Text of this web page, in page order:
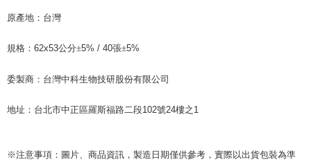
Jumlah yang diperakui untuk pengguna kali pertama yang lulus
kelulusan boleh sehingga NT$10,000. Jika pengguna tidak membuat
20% setahun akan dikenakan. Pengguna bawah umur dikehendaki
untuk menggunakan AFTEE.
mempunyai sebarang kebimbangan mengenai pemprosesan dan
oleh AFTEE, sila jangan gunakan perkhidmatan ini.
原產地：台灣
規格： 62x53公分±5% / 40張±5%
委製商：台灣中科生物技研股份有限公司
地址：台北市中正區羅斯福路二段102號24樓之 1
※注意事項：圖片、商品資訊，製造日期僅供參考，實際以出貨包裝為準